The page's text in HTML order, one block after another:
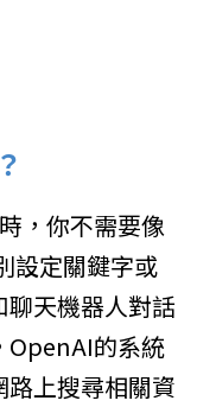
，你不需要像
設定關鍵字或
天機器人對話
OpenAI的系統
上搜尋相關資